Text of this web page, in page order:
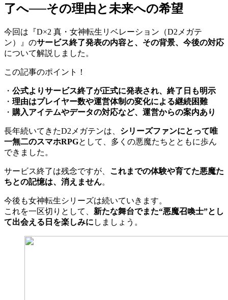
了へ──その理由と未来への希望
今回は『D×2 真・女神転生リベレーション（D2メガテ
ン）』のサービス終了発表の内容と、その背景、今後の対応
について解説しました。
この記事のポイント！
・ 公式よりサービス終了が正式に発表され、終了日も明示
・ 理由はプレイヤー数や運営体制の変化による継続困難
・ 購入アイテムやデータの対応など、運営からの案内あり
長年続いてきたD2メガテンは、 シリーズファンにとって唯
一無二のスマホRPGとして、多くの悪魔たちとともに歩ん
できました。
サービス終了は残念ですが、 これまでの体験や育てた悪魔た
ちとの記憶は、消えません。
今後も女神転生シリーズは続いていきます。
これを一区切りとして、 新たな舞台でまた“悪魔召喚士”とし
て出会える日を楽しみに しましょう。